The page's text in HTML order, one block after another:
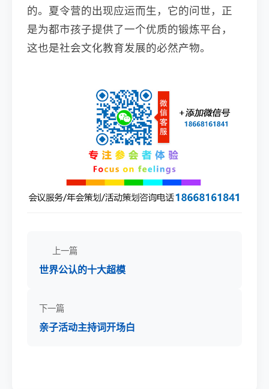
的。夏令营的出现应运而生，它的问世，正
是为都市孩子提供了一个优质的锻炼平台，
这也是社会文化教育发展的必然产物。
上一篇
世界公认的十大超模
下一篇
亲子活动主持词开场白